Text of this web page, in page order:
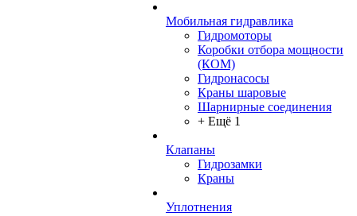
Мобильная гидравлика
Гидромоторы
Коробки отбора мощности
(КОМ)
Гидронасосы
Краны шаровые
Шарнирные соединения
+ Ещё 1
Клапаны
Гидрозамки
Краны
Уплотнения